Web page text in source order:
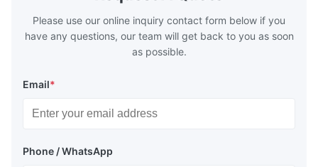
Please use our online inquiry contact form below if you
have any questions, our team will get back to you as soon
as possible.
Email*
Phone / WhatsApp